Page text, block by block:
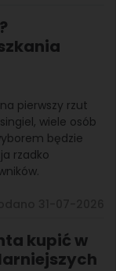
pierwszy rzut
wiele osób
będzie
rzadko
kupić w